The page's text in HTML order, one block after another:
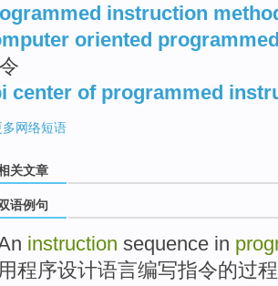
instruction
oriented
center of programmed
网络短语
关文章
语例句
instruction sequence in
用程序设计语言编写指令的过